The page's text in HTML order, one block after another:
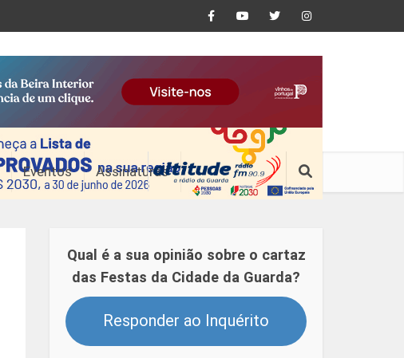
Eventos Assinaturas
Qual é a sua opinião sobre o cartaz
das Festas da Cidade da Guarda?
Responder ao Inquérito